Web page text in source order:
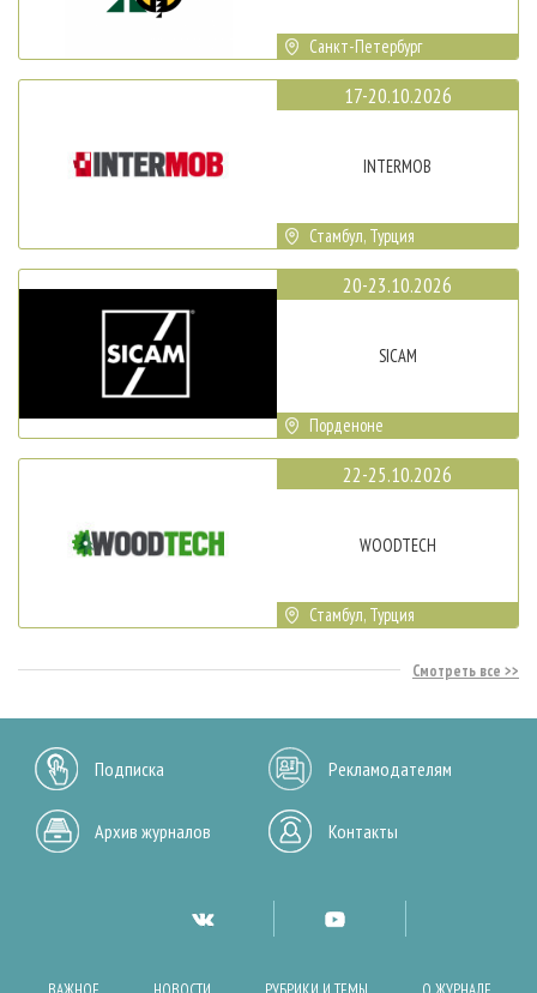
Санкт-Петербург
17-20.10.2026
INTERMOB
Стамбул, Турция
20-23.10.2026
SICAM
Порденоне
22-25.10.2026
WOODTECH
Стамбул, Турция
Смотреть все
Подписка Рекламодателям
Архив журналов Контакты